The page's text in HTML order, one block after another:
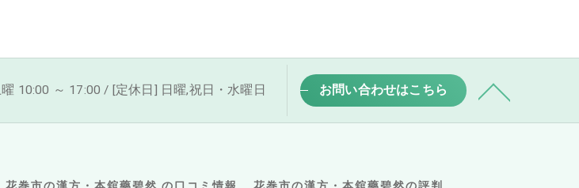
10:00 ～ 17:00 / [定休日] 日曜,祝日・水曜日 お問い合わせはこちら